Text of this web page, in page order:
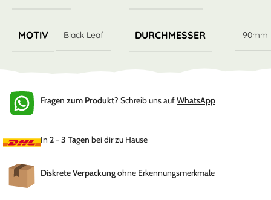
MOTIV Black Leaf DURCHMESSER 90mm
Fragen zum Produkt? Schreib uns aufWhatsApp
In 2 - 3 Tagen bei dir zu Hause
Diskrete Verpackungohne Erkennungsmerkmale